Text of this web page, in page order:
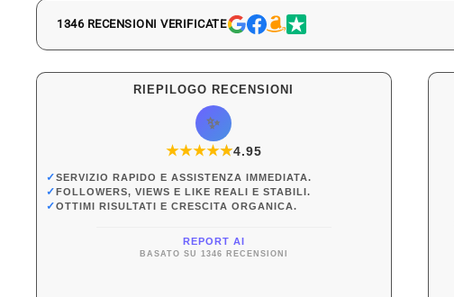
1346 RECENSIONI VERIFICATE
RIEPILOGO RECENSIONI
✨
★★★★★
★4.95
✓SERVIZIO RAPIDO E ASSISTENZA IMMEDIATA.
✓FOLLOWERS, VIEWS E LIKE REALI E STABILI.
✓OTTIMI RISULTATI E CRESCITA ORGANICA.
REPORT AI
BASATO SU 1346 RECENSIONI